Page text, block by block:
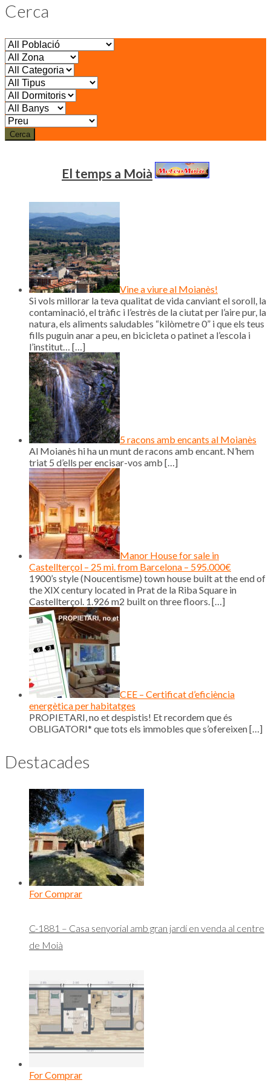
Cerca
Cerca
El temps a Moià
Vine a viure al Moianès!
Si vols millorar la teva qualitat de vida canviant el soroll, la
contaminació, el tràfic i l’estrès de la ciutat per l’aire pur, la
natura, els aliments saludables “kilòmetre 0” i que els teus
fills puguin anar a peu, en bicicleta o patinet a l’escola i
l’institut… […]
5 racons amb encants al Moianès
Al Moianès hi ha un munt de racons amb encant. N’hem
triat 5 d’ells per encisar-vos amb […]
Manor House for sale in
Castellterçol – 25 mi. from Barcelona – 595.000€
1900’s style (Noucentisme) town house built at the end of
the XIX century located in Prat de la Riba Square in
Castellterçol. 1.926 m2 built on three floors.[…]
CEE – Certificat d’eficiència
energètica per habitatges
PROPIETARI, no et despistis! Et recordem que és
OBLIGATORI* que tots els immobles que s’ofereixen[…]
Destacades
For Comprar
C-1881 – Casa senyorial amb gran jardí en venda al centre
de Moià
For Comprar